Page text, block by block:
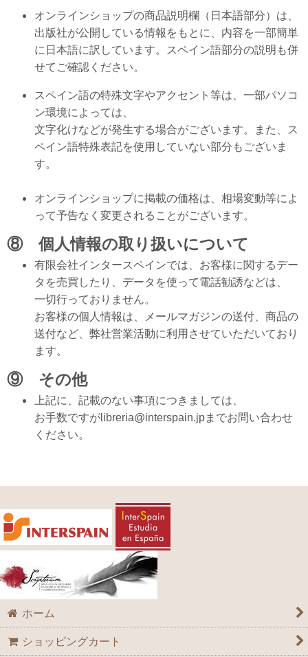
オンラインショップの商品説明欄（日本語部分）は、
出版社が公開している情報をもとに、内容を一部簡単
に日本語に訳しています。スペイン語部分の説明も併
せてご確認ください。
スペイン語の特殊文字やアクセント等は、一部パソコ
ン環境によっては、
文字化けなどが発生する場合がございます。また、ス
ペイン語特殊表記を使用していない部分もございま
す。
オンラインショップに掲載の価格は、相場変動等によ
って予告なく変更されることがございます。
⑧ 個人情報の取り扱いについて
有限会社インタースペインでは、お客様に関するデー
タを売買したり、データを使って電話勧誘などは、
一切行っておりません。
お客様の個人情報は、メールマガジンの送付、商品の
送付など、弊社営業活動に利用させていただいており
ます。
⑨ その他
上記に、記載のない事項につきましては、
お手数ですがlibreria@interspain.jpまでお問い合わせ
ください。
ホーム
ショッピングカート